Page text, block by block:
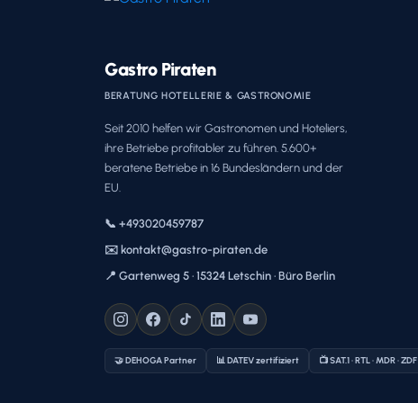
Gastro Piraten
BERATUNG HOTELLERIE & GASTRONOMIE
Seit 2010 helfen wir Gastronomen und Hoteliers,
ihre Betriebe profitabler zu führen. 5.600+
beratene Betriebe in 16 Bundesländern und der
EU.
📞 +493020459787
✉️ kontakt@gastro-piraten.de
📍 Gartenweg 5 · 15324 Letschin · Büro Berlin
🤝 DEHOGA Partner 📊 DATEV zertifiziert 📺 SAT.1 · RTL · MDR · ZDF